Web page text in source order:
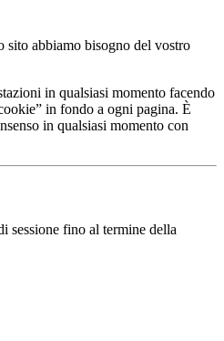
sito abbiamo bisogno del vostro
in qualsiasi momento facendo
in fondo a ogni pagina. È
in qualsiasi momento con
sessione fino al termine della